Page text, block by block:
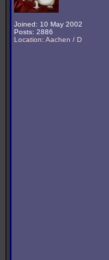
Joined: 10 May 2002
Posts: 2886
Location: Aachen / D